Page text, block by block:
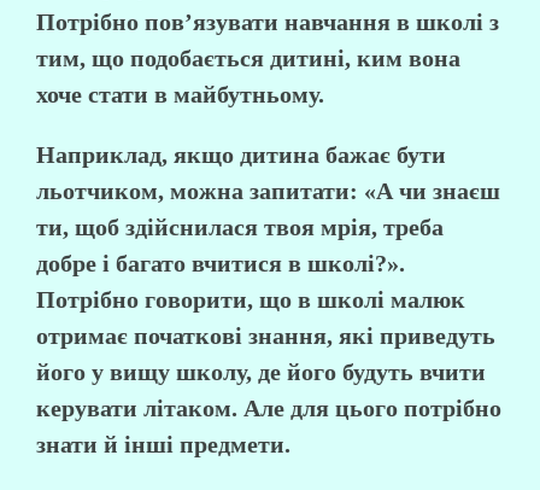
Потрібно пов’язувати навчання в школі з
тим, що подобається дитині, ким вона
хоче стати в майбутньому.
Наприклад, якщо дитина бажає бути
льотчиком, можна запитати: «А чи знаєш
ти, щоб здійснилася твоя мрія, треба
добре і багато вчитися в школі?».
Потрібно говорити, що в школі малюк
отримає початкові знання, які приведуть
його у вищу школу, де його будуть вчити
керувати літаком. Але для цього потрібно
знати й інші предмети.